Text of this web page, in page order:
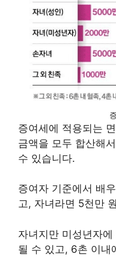
증여세에 적용되는
금액을 모두 합산해
수 있습니다.
증여자 기준에서 배
고, 자녀라면 5천만
자녀지만 미성년자
될 수 있고, 6촌 이내